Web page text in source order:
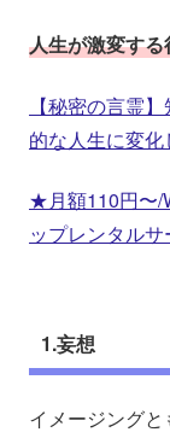
人生が激変す
【秘密の言霊
的な人生に変化
★月額110円〜/
ップレンタル
1.妄想
イメージングと